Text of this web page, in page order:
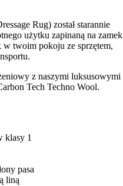
Rug) został starannie
użytku zapinaną na zamek
w twoim pokoju ze sprzętem,
z naszymi luksusowymi
Tech Techno Wool.
klasy 1
pasa
liną